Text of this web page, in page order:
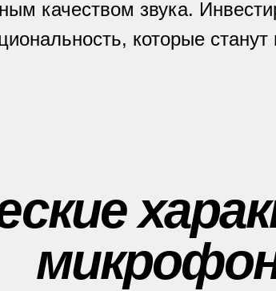
качеством звука.
которые